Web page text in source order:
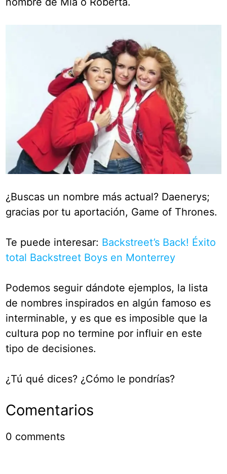
¿Buscas un nombre más actual? Daenerys;
gracias por tu aportación, Game of Thrones.
Te puede interesar: Backstreet’s Back! Éxito
total Backstreet Boys en Monterrey
Podemos seguir dándote ejemplos, la lista
de nombres inspirados en algún famoso es
interminable, y es que es imposible que la
cultura pop no termine por influir en este
tipo de decisiones.
¿Tú qué dices? ¿Cómo le pondrías?
Comentarios
0 comments